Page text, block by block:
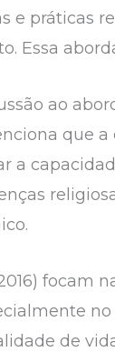
e práticas
Essa
ao
que
a
de